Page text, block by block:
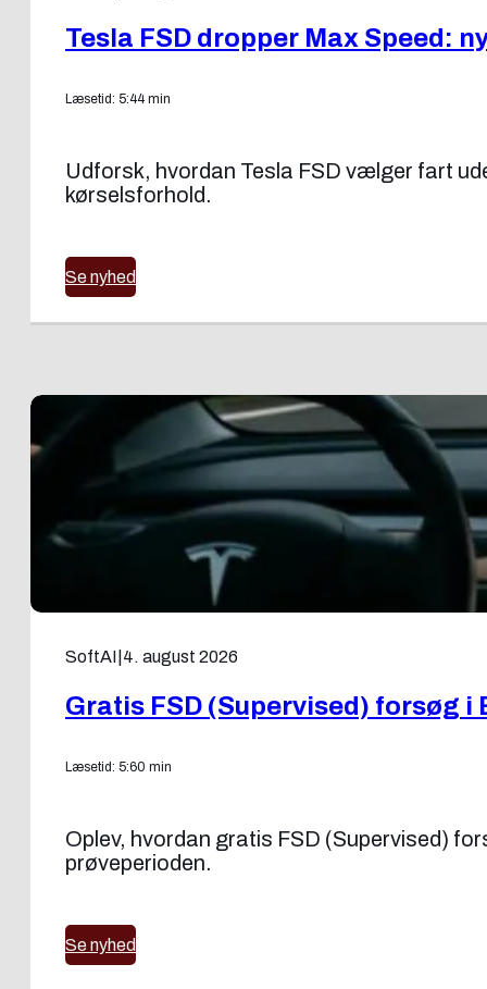
Tesla FSD dropper Max Speed:
Læsetid: 5:44 min
Udforsk, hvordan Tesla FSD vælger fart
kørselsforhold.
Se nyhed
SoftAI 4. august 2026
Gratis FSD (Supervised) forsøg i
Læsetid: 5:60 min
Oplev, hvordan gratis FSD (Supervised)
prøveperioden.
Se nyhed